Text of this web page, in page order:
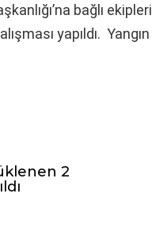
bağlı
yapıldı.
2